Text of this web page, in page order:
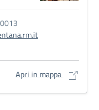
Apri in mappa Via